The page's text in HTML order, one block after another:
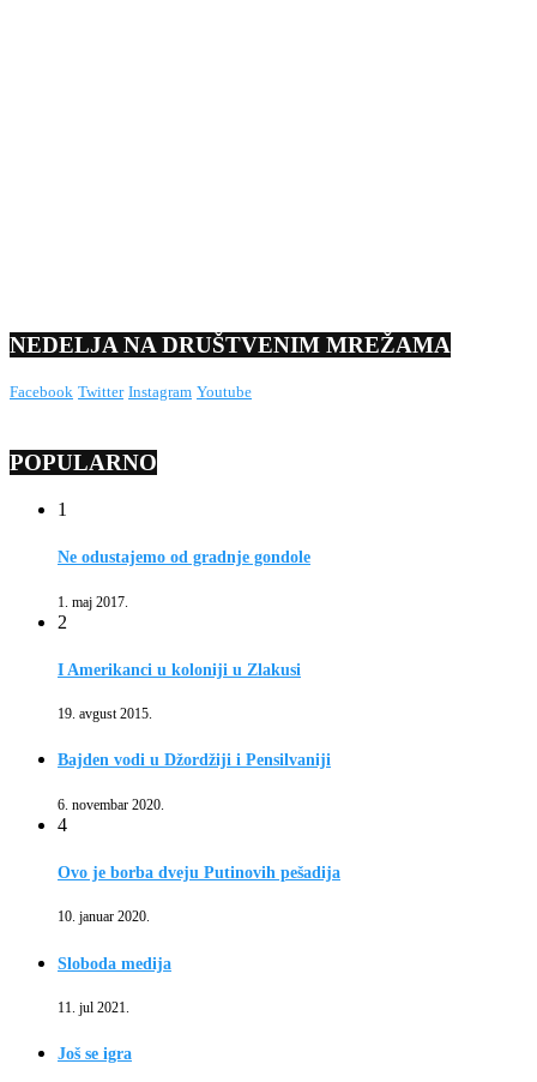
NEDELJA NA DRUŠTVENIM MREŽAMA
Facebook Twitter Instagram Youtube
POPULARNO
1
Ne odustajemo od gradnje gondole
1. maj 2017.
2
I Amerikanci u koloniji u Zlakusi
19. avgust 2015.
Bajden vodi u Džordžiji i Pensilvaniji
6. novembar 2020.
4
Ovo je borba dveju Putinovih pešadija
10. januar 2020.
Sloboda medija
11. jul 2021.
Još se igra